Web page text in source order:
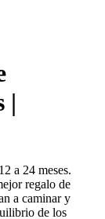
|
a 24 meses.
regalo de
a caminar y
de los